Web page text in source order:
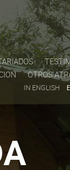
OTROS
IN ENGLISH